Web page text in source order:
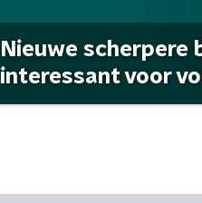
Nieuwe scherpere
interessant voor